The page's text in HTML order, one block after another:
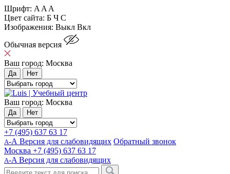
Шрифт: A A A
Цвет сайта: Б Ч С
Изображения: Выкл Вкл
Обычная версия
Ваш город: Москва
Да Нет
Ваш город: Москва
Да Нет
+7 (495) 637 63 17
А-А Версия для слабовидящих Обратный звонок
Москва +7 (495) 637 63 17
A-A Версия для слабовидящих